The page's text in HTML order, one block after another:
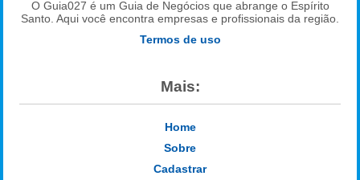
O Guia027 é um Guia de Negócios que abrange o Espírito
Santo. Aqui você encontra empresas e profissionais da região.
Termos de uso
Mais:
Home
Sobre
Cadastrar